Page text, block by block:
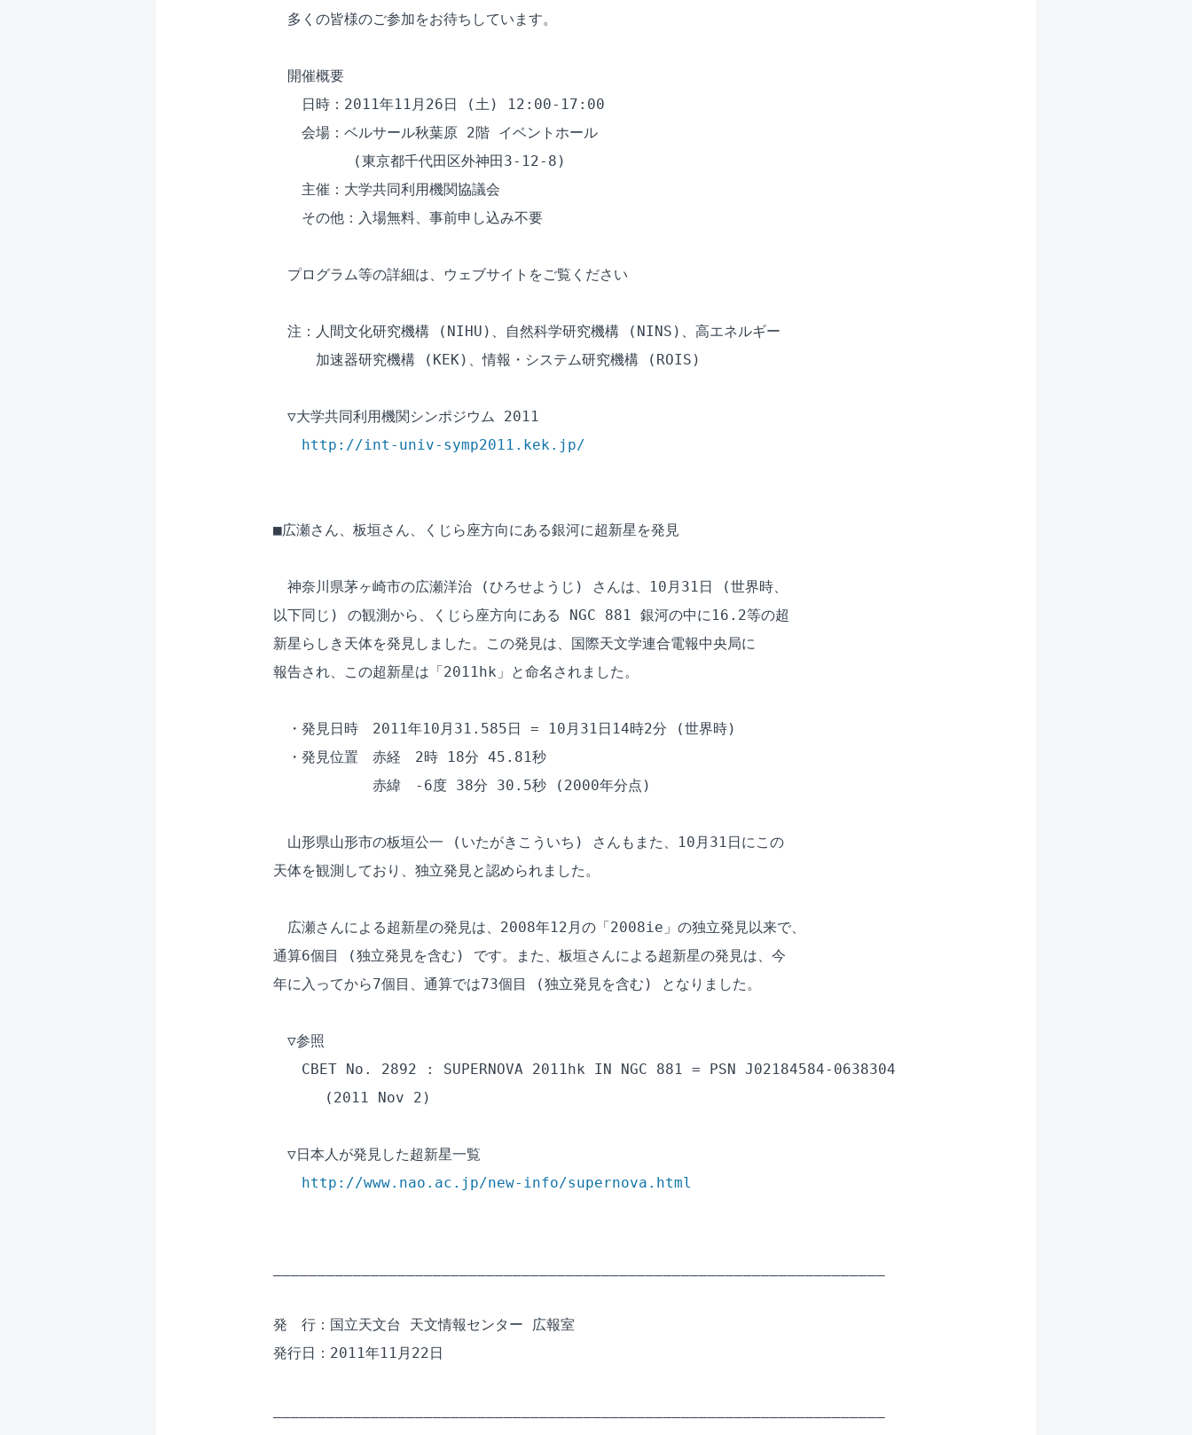
多くの皆様のご参加をお待ちしています。
開催概要
日時：2011年11月26日 (土) 12:00-17:00
会場：ベルサール秋葉原 2階 イベントホール
(東京都千代田区外神田3-12-8)
主催：大学共同利用機関協議会
その他：入場無料、事前申し込み不要
プログラム等の詳細は、ウェブサイトをご覧ください
注：人間文化研究機構 (NIHU)、自然科学研究機構 (NINS)、高エネルギー
加速器研究機構 (KEK)、情報・システム研究機構 (ROIS)
▽大学共同利用機関シンポジウム 2011
http://int-univ-symp2011.kek.jp/
■広瀬さん、板垣さん、くじら座方向にある銀河に超新星を発見
神奈川県茅ヶ崎市の広瀬洋治 (ひろせようじ) さんは、10月31日 (世界時、
以下同じ) の観測から、くじら座方向にある NGC 881 銀河の中に16.2等の超
新星らしき天体を発見しました。この発見は、国際天文学連合電報中央局に
報告され、この超新星は「2011hk」と命名されました。
・発見日時　2011年10月31.585日 = 10月31日14時2分 (世界時)
・発見位置　赤経　2時 18分 45.81秒
赤緯　-6度 38分 30.5秒 (2000年分点)
山形県山形市の板垣公一 (いたがきこういち) さんもまた、10月31日にこの
天体を観測しており、独立発見と認められました。
広瀬さんによる超新星の発見は、2008年12月の「2008ie」の独立発見以来で、
通算6個目 (独立発見を含む) です。また、板垣さんによる超新星の発見は、今
年に入ってから7個目、通算では73個目 (独立発見を含む) となりました。
▽参照
CBET No. 2892 : SUPERNOVA 2011hk IN NGC 881 = PSN J02184584-0638304
(2011 Nov 2)
▽日本人が発見した超新星一覧
http://www.nao.ac.jp/new-info/supernova.html
発　行：国立天文台 天文情報センター 広報室
発行日：2011年11月22日